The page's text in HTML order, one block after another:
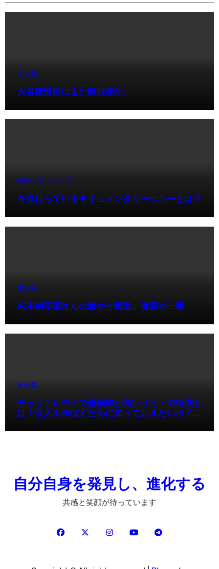
未分類
大谷復帰前にまた離脱者か…
趣味・アウトドア
今流行っているモキュメンタリーホラーとは？
未分類
松本幸四郎さんの激やせ報道、健康が一番
未分類
チャットレディで報酬率が高いサイトの特徴と
は？収入を伸ばすために知っておきたいポイン
自分自身を発見し、進化する
共感と笑顔が待っています